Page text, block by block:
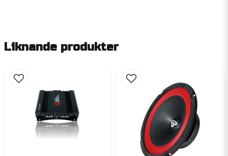
Liknande produkter